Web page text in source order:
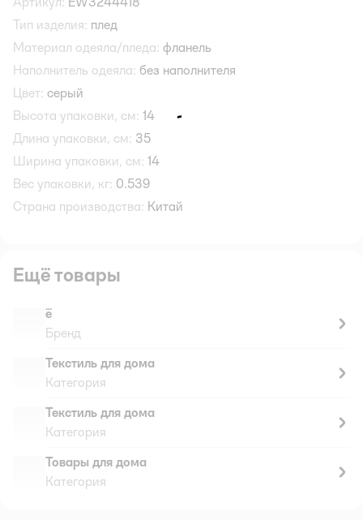
Тип изделия: плед
Материал одеяла/пледа: фланель
Наполнитель одеяла: без наполнителя
Цвет: серый
Высота упаковки, см: 14
Длина упаковки, см: 35
Ширина упаковки, см: 14
Вес упаковки, кг: 0.539
Страна производства: Китай
Ещё товары
ё
Бренд
Текстиль для дома
Категория
Текстиль для дома
Категория
Товары для дома
Категория